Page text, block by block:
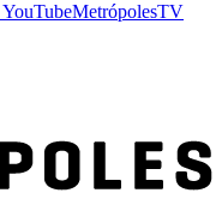
YouTubeMetrópolesTV